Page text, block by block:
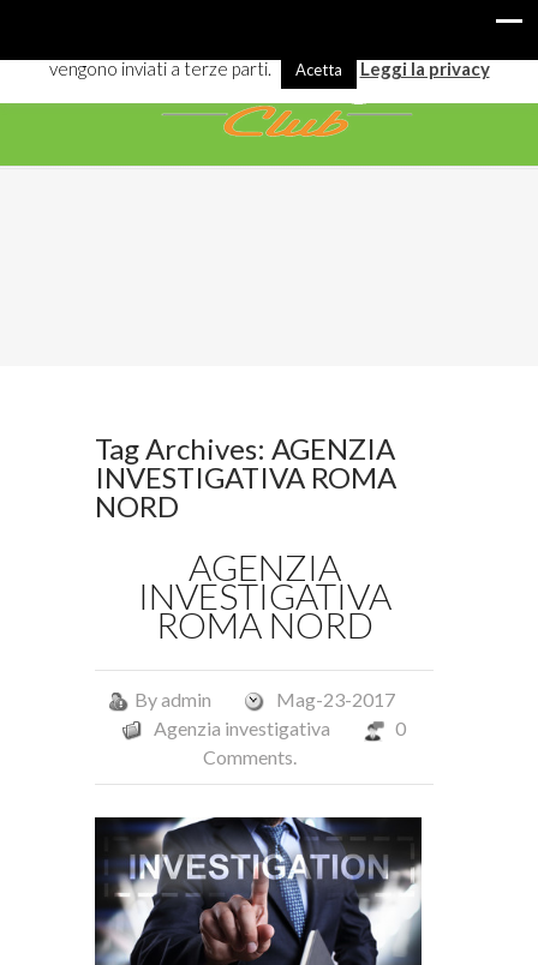
Tag Archives: AGENZIA
INVESTIGATIVA ROMA
NORD
AGENZIA
INVESTIGATIVA
ROMA NORD
Byadmin
Mag-23-2017
Agenzia investigativa
0
Comments.
vengono inviati a terze parti.
Acetta Leggi la privacy